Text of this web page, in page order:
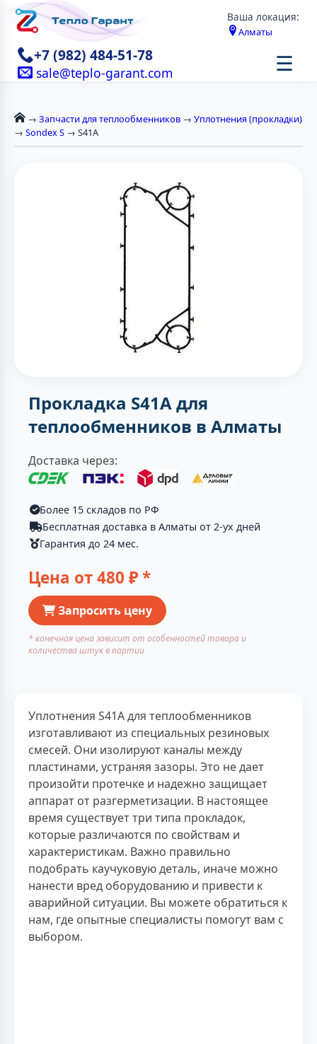
Ваша локация:
Алматы
+7 (982) 484-51-78
sale@teplo-garant.com ☰
→ Запчасти для теплообменников → Уплотнения (прокладки)
→ Sondex S → S41A
Прокладка S41A для
теплообменников в Алматы
Доставка через:
Более 15 складов по РФ
Бесплатная доставка в Алматы от 2-ух дней
Гарантия до 24 мес.
Цена от480 ₽ *
Запросить цену
* конечная цена зависит от особенностей товара и
количества штук в партии
Уплотнения S41A для теплообменников
изготавливают из специальных резиновых
смесей. Они изолируют каналы между
пластинами, устраняя зазоры. Это не дает
произойти протечке и надежно защищает
аппарат от разгерметизации. В настоящее
время существует три типа прокладок,
которые различаются по свойствам и
характеристикам. Важно правильно
подобрать каучуковую деталь, иначе можно
нанести вред оборудованию и привести к
аварийной ситуации. Вы можете обратиться к
нам, где опытные специалисты помогут вам с
выбором.